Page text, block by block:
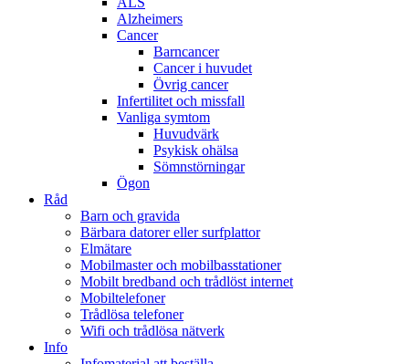
Alzheimers
Cancer
Barncancer
Cancer i huvudet
Övrig cancer
Infertilitet och missfall
Vanliga symtom
Huvudvärk
Psykisk ohälsa
Sömnstörningar
Ögon
Råd
Barn och gravida
Bärbara datorer eller surfplattor
Elmätare
Mobilmaster och mobilbasstationer
Mobilt bredband och trådlöst internet
Mobiltelefoner
Trådlösa telefoner
Wifi och trådlösa nätverk
Info